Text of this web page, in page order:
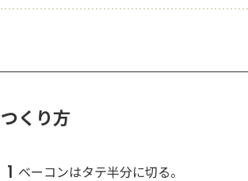
つくり方
1 ベーコンはタテ半分に切る。